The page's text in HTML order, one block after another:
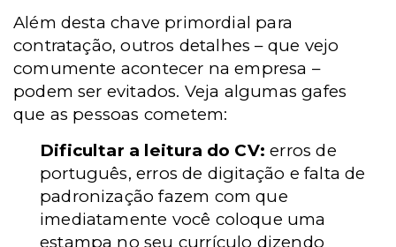
Além desta chave primordial para
contratação, outros detalhes – que vejo
comumente acontecer na empresa –
podem ser evitados. Veja algumas gafes
que as pessoas cometem:
Dificultar a leitura do CV: erros de
português, erros de digitação e falta de
padronização fazem com que
imediatamente você coloque uma
estampa no seu currículo dizendo